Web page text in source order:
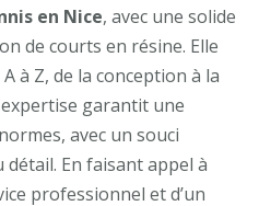
en Nice, avec une solide
de courts en résine. Elle
à Z, de la conception à la
garantit une
avec un souci
En faisant appel à
professionnel et d’un